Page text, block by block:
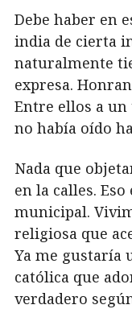
Debe haber en
india de cierta
naturalmente
expresa.
Entre ellos a un
no había oído
Nada que
en la calles.
municipal.
religiosa que
Ya me gustaría
católica que
verdadero